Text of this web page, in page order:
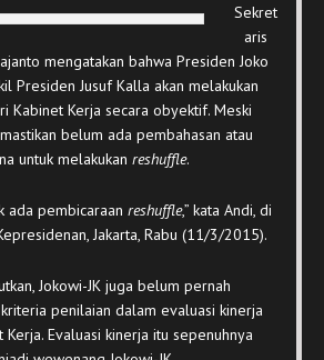
Sekret
aris
mengatakan bahwa Presiden Joko
Presiden Jusuf Kalla akan melakukan
Kabinet Kerja secara obyektif. Meski
belum ada pembahasan atau
untuk melakukan reshuffle.
ada pembicaraan reshuffle,” kata Andi, di
Jakarta, Rabu (11/3/2015).
Jokowi-JK juga belum pernah
penilaian dalam evaluasi kinerja
Evaluasi kinerja itu sepenuhnya